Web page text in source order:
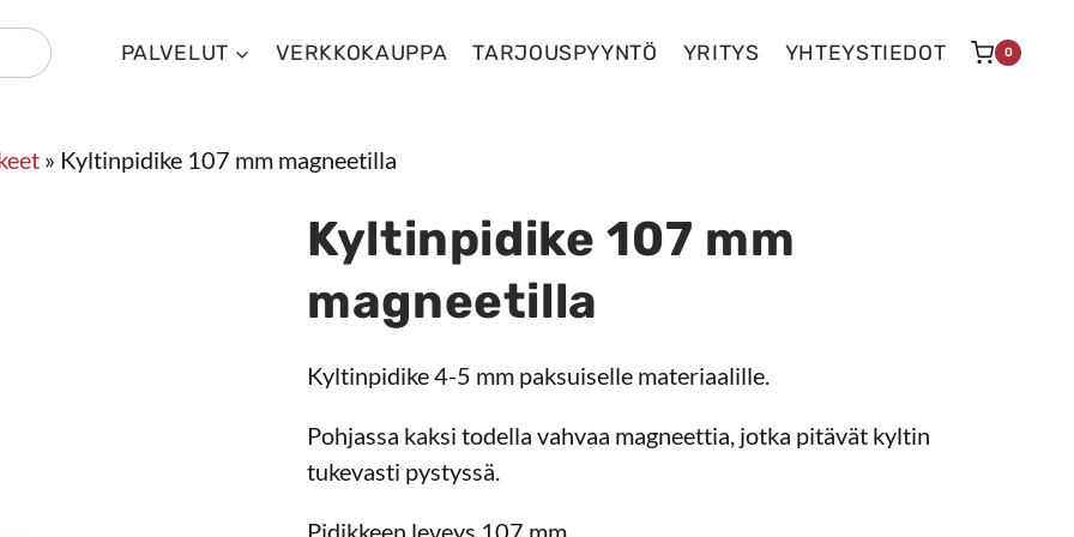
PALVELUT VERKKOKAUPPA TARJOUSPYYNTÖ YRITYS YHTEYSTIEDOT 0
» Kyltinpidike 107 mm magneetilla
Kyltinpidike 107 mm
magneetilla
Kyltinpidike 4-5 mm paksuiselle materiaalille.
Pohjassa kaksi todella vahvaa magneettia, jotka pitävät kyltin
tukevasti pystyssä.
Pidikkeen leveys 107 mm.